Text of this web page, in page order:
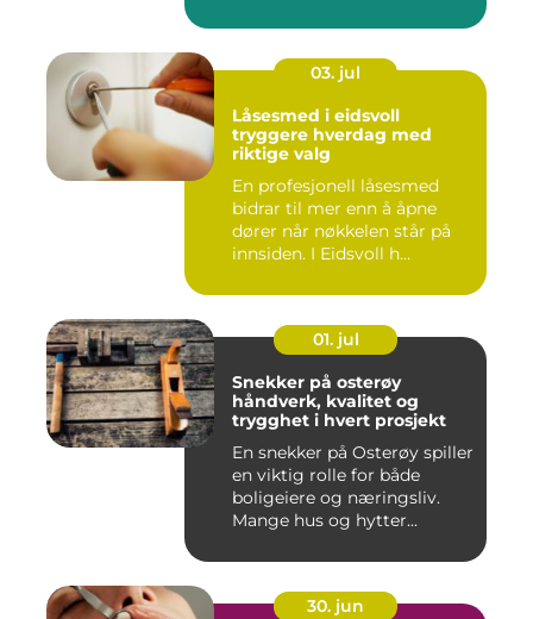
03. jul
Låsesmed i eidsvoll
tryggere hverdag med
riktige valg
En profesjonell låsesmed
bidrar til mer enn å åpne
dører når nøkkelen står på
innsiden. I Eidsvoll h...
01. jul
Snekker på osterøy
håndverk, kvalitet og
trygghet i hvert prosjekt
En snekker på Osterøy spiller
en viktig rolle for både
boligeiere og næringsliv.
Mange hus og hytter...
30. jun